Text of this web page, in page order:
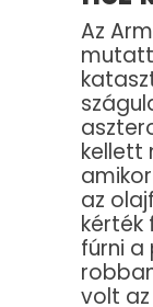
Az
kellett
az
kérték
fúrni
volt